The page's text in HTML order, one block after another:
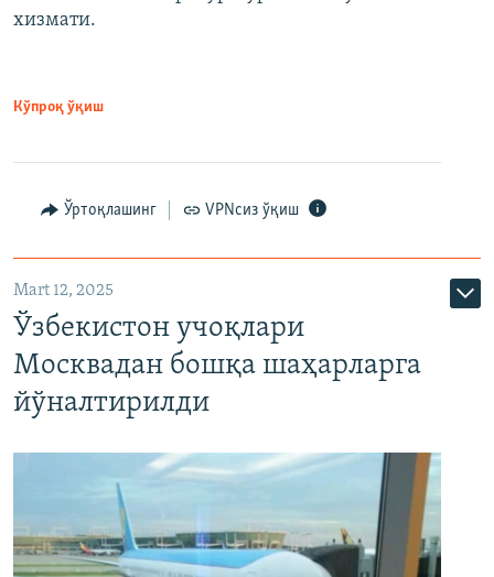
хизмати.
Кўпроқ ўқиш
Ўртоқлашинг VPNсиз ўқиш
Mart 12, 2025
Ўзбекистон учоқлари
Москвадан бошқа шаҳарларга
йўналтирилди